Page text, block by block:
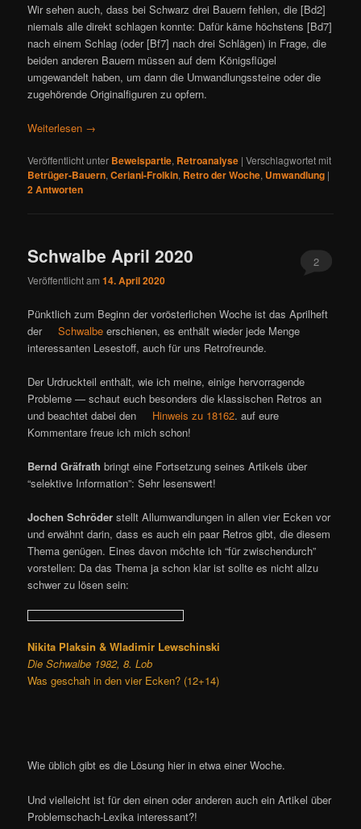
Wir sehen auch, dass bei Schwarz drei Bauern fehlen, die [Bd2]
niemals alle direkt schlagen konnte: Dafür käme höchstens [Bd7]
nach einem Schlag (oder [Bf7] nach drei Schlägen) in Frage, die
beiden anderen Bauern müssen auf dem Königsflügel
umgewandelt haben, um dann die Umwandlungssteine oder die
zugehörende Originalfiguren zu opfern.
Weiterlesen →
Veröffentlicht unter Beweispartie, Retroanalyse |Verschlagwortet mit
Betrüger-Bauern,Ceriani-Frolkin, Retro der Woche, Umwandlung |
2Antworten
Schwalbe April 2020
Veröffentlicht am14. April 2020
2
Pünktlich zum Beginn der vorösterlichen Woche ist das Aprilheft
der
Schwalbe erschienen, es enthält wieder jede Menge
interessanten Lesestoff, auch für uns Retrofreunde.
Der Urdruckteil enthält, wie ich meine, einige hervorragende
Probleme — schaut euch besonders die klassischen Retros an
und beachtet dabei den
Hinweis zu 18162. auf eure
Kommentare freue ich mich schon!
Bernd Gräfrath bringt eine Fortsetzung seines Artikels über
“selektive Information”: Sehr lesenswert!
Jochen Schröder stellt Allumwandlungen in allen vier Ecken vor
und erwähnt darin, dass es auch ein paar Retros gibt, die diesem
Thema genügen. Eines davon möchte ich “für zwischendurch”
vorstellen: Da das Thema ja schon klar ist sollte es nicht allzu
schwer zu lösen sein:
Nikita Plaksin & Wladimir Lewschinski
Die Schwalbe 1982, 8. Lob
Was geschah in den vier Ecken? (12+14)
Wie üblich gibt es die Lösung hier in etwa einer Woche.
Und vielleicht ist für den einen oder anderen auch ein Artikel über
Problemschach-Lexika interessant?!